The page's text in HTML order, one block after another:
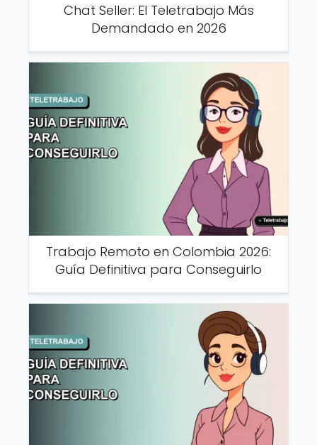
Chat Seller: El Teletrabajo Más
Demandado en 2026
Trabajo Remoto en Colombia 2026:
Guía Definitiva para Conseguirlo